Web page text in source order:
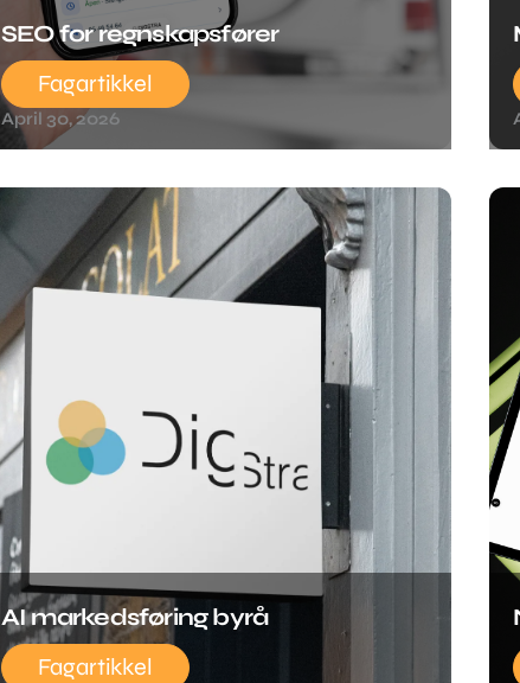
SEO for regnskapsfører
Fagartikkel
April 30, 2026
AI markedsføring byrå
Fagartikkel